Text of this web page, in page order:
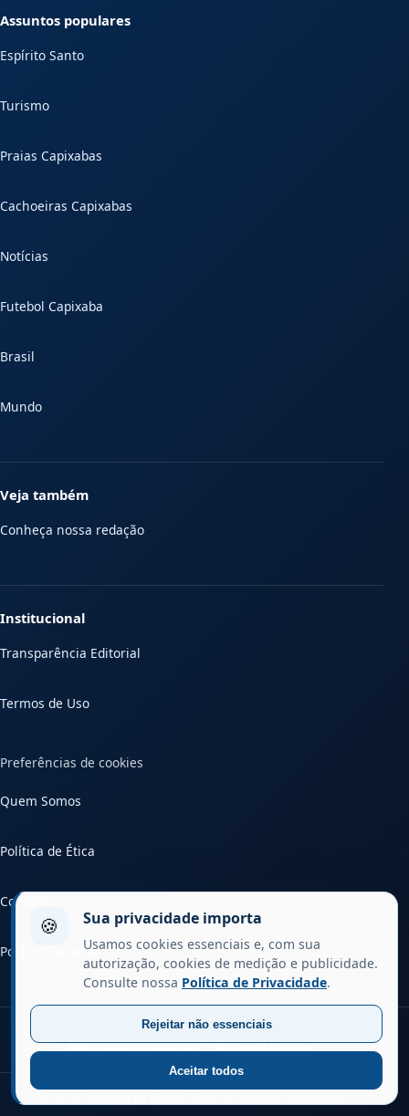
Assuntos populares
Espírito Santo
Turismo
Praias Capixabas
Cachoeiras Capixabas
Notícias
Futebol Capixaba
Brasil
Mundo
Veja também
Conheça nossa redação
Institucional
Transparência Editorial
Termos de Uso
Preferências de cookies
Quem Somos
Política de Ética
Contato
Política Editorial
Siga o Capixaba da Gema no Google
Siga-nos no Google Google Notícias
🍪 Sua privacidade importa
Usamos cookies essenciais e, com sua
autorização, cookies de medição e publicidade.
Consulte nossa Política de Privacidade.
Aceitar todos
Rejeitar não essenciais